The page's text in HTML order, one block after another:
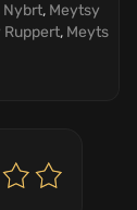
Nybrt, Meytsy
Ruppert, Meyts